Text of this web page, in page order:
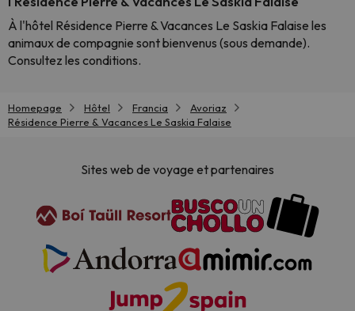
À l'hôtel Résidence Pierre & Vacances Le Saskia Falaise les
animaux de compagnie sont bienvenus (sous demande).
Consultez les conditions.
Homepage Hôtel Francia
Avoriaz
Résidence Pierre & Vacances Le Saskia Falaise
Sites web de voyage et partenaires